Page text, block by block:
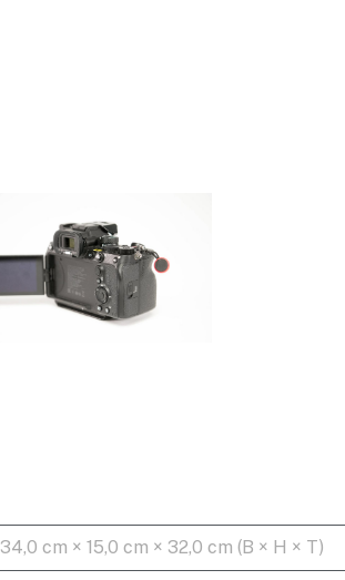
34,0 cm × 15,0 cm × 32,0 cm (B × H × T)